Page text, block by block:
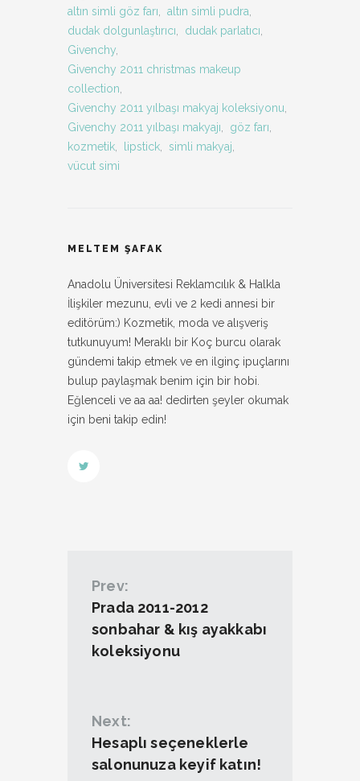
altın simli göz farı, altın simli pudra,
dudak dolgunlaştırıcı, dudak parlatıcı,
Givenchy,
Givenchy 2011 christmas makeup
collection,
Givenchy 2011 yılbaşı makyaj koleksiyonu,
Givenchy 2011 yılbaşı makyajı, göz farı,
kozmetik, lipstick, simli makyaj,
vücut simi
MELTEM ŞAFAK
Anadolu Üniversitesi Reklamcılık & Halkla
İlişkiler mezunu, evli ve 2 kedi annesi bir
editörüm:) Kozmetik, moda ve alışveriş
tutkunuyum! Meraklı bir Koç burcu olarak
gündemi takip etmek ve en ilginç ipuçlarını
bulup paylaşmak benim için bir hobi.
Eğlenceli ve aa aa! dedirten şeyler okumak
için beni takip edin!
Prev:
Prada 2011-2012
sonbahar & kış ayakkabı
koleksiyonu
Next:
Hesaplı seçeneklerle
salonunuza keyif katın!